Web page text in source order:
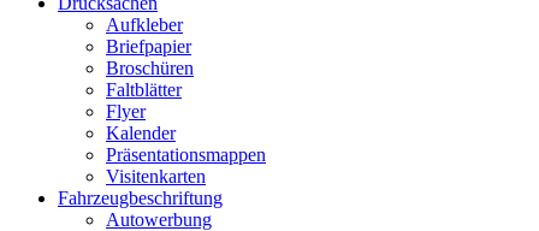
Aufkleber
Briefpapier
Broschüren
Faltblätter
Flyer
Kalender
Präsentationsmappen
Visitenkarten
Fahrzeugbeschriftung
Autowerbung